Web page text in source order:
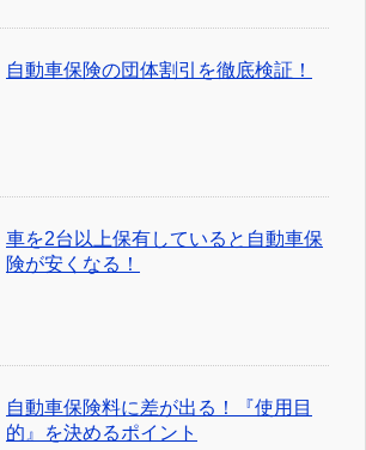
自動車保険の団体割引を徹底検証！
車を2台以上保有していると自動車保
険が安くなる！
自動車保険料に差が出る！『使用目
的』を決めるポイント